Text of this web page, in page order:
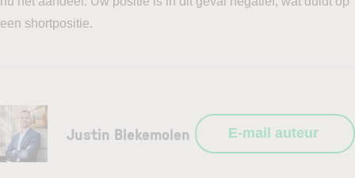
een shortpositie.
Justin Blekemolen E-mail auteur